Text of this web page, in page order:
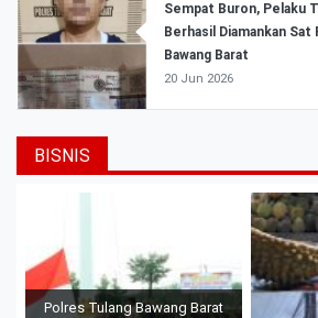
Sempat Buron, Pelaku
Berhasil Diamankan
Bawang Barat
20 Jun 2026
BISNIS
Polres Tulang Bawang Barat